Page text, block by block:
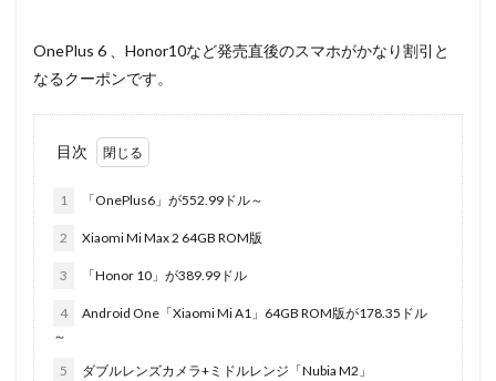
OnePlus 6 、Honor10など発売直後のスマホがかなり割引と
なるクーポンです。
目次
1 「OnePlus6」が552.99ドル～
2 Xiaomi Mi Max 2 64GB ROM版
3 「Honor 10」が389.99ドル
4
Android One「Xiaomi Mi A1」64GB ROM版が178.35ドル
～
5 ダブルレンズカメラ+ミドルレンジ「Nubia M2」